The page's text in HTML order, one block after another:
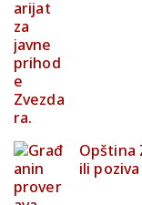
Opština
ili poziva